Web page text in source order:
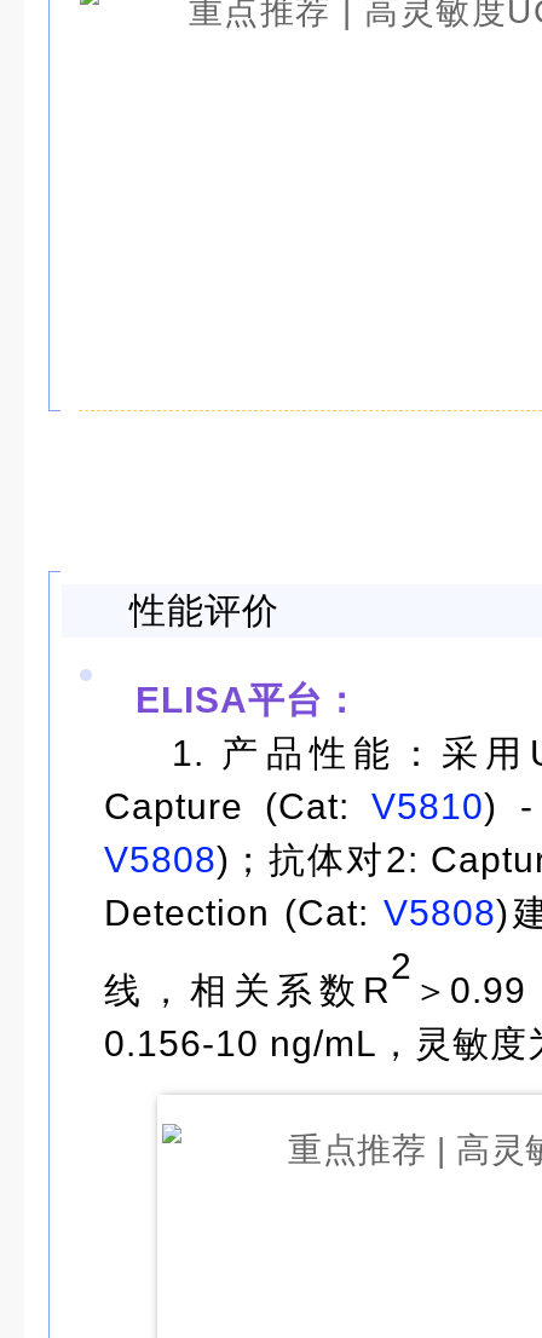
性能评价
ELISA平台：
1. 产品性能： 采用
Capture (Cat:V5810) -
V5808)；抗体对2:
Detection (Cat: V5808)
线，相关系数R
2
＞
0.156-10 ng/mL，灵敏度